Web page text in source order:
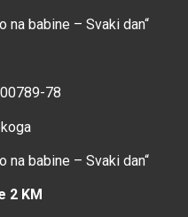
na babine – Svaki dan“
78
na babine – Svaki dan“
2 KM